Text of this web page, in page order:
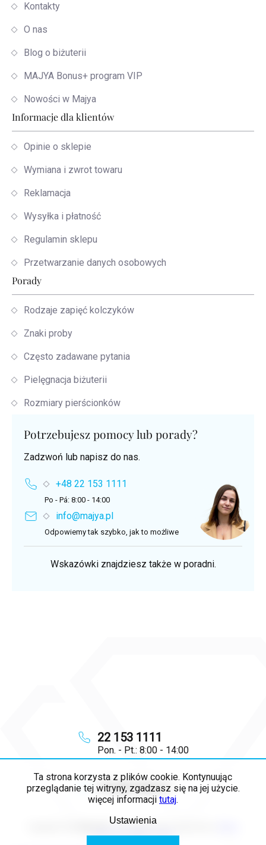
Ta strona korzysta z plików cookie. Kontynuując
przeglądanie tej witryny, zgadzasz się na jej użycie.
więcej informacji tutaj.
Ustawienia
info@ majya.pl
22 153 1111
Pon. - Pt.: 8:00 - 14:00
Kontakty
O nas
Blog o biżuterii
MAJYA Bonus+ program VIP
Nowości w Majya
Informacje dla klientów
Opinie o sklepie
Wymiana i zwrot towaru
Reklamacja
Wysyłka i płatność
Regulamin sklepu
Przetwarzanie danych osobowych
Porady
Rodzaje zapięć kolczyków
Znaki proby
Często zadawane pytania
Pielęgnacja biżuterii
Rozmiary pierścionków
Potrzebujesz pomocy lub porady?
Zadzwoń lub napisz do nas.
+48 22 153 1111
Po - Pá: 8:00 - 14:00
info@majya.pl
Odpowiemy tak szybko, jak to możliwe
Wskazówki znajdziesz także w poradni.
ustawienia plików cookie